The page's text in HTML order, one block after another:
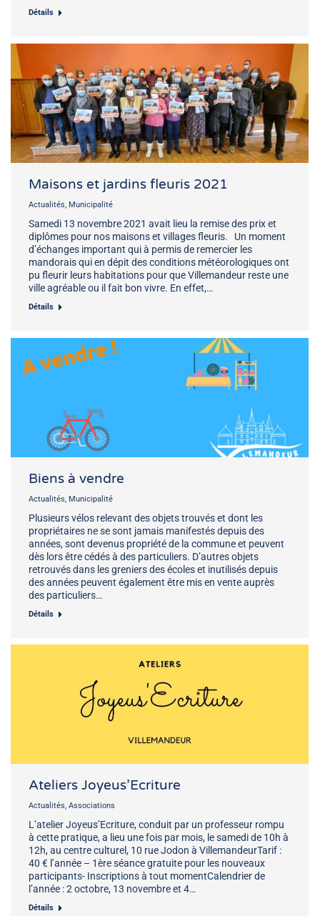
Détails
Maisons et jardins fleuris 2021
Actualités, Municipalité
Samedi 13 novembre 2021 avait lieu la remise des prix et
diplômes pour nos maisons et villages fleuris. Un moment
d’échanges important qui à permis de remercier les
mandorais qui en dépit des conditions météorologiques ont
pu fleurir leurs habitations pour que Villemandeur reste une
ville agréable ou il fait bon vivre. En effet,…
Détails
Biens à vendre
Actualités, Municipalité
Plusieurs vélos relevant des objets trouvés et dont les
propriétaires ne se sont jamais manifestés depuis des
années, sont devenus propriété de la commune et peuvent
dès lors être cédés à des particuliers. D’autres objets
retrouvés dans les greniers des écoles et inutilisés depuis
des années peuvent également être mis en vente auprès
des particuliers…
Détails
Ateliers Joyeus’Ecriture
Actualités, Associations
L’atelier Joyeus’Ecriture, conduit par un professeur rompu
à cette pratique, a lieu une fois par mois, le samedi de 10h à
12h, au centre culturel, 10 rue Jodon à VillemandeurTarif :
40 € l’année – 1ère séance gratuite pour les nouveaux
participants- Inscriptions à tout momentCalendrier de
l’année : 2 octobre, 13 novembre et 4…
Détails